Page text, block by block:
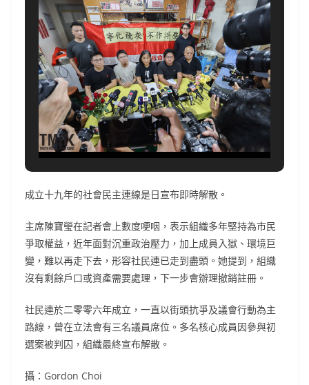
成立十九年的社會民主連線是日宣布即時解散。
主席陳寶瑩在記者會上數度哽咽，表示組織多年堅持為市民
爭取權益，近年面對沉重政治壓力，加上成員入獄、環境巨
變，難以再走下去，形容社民連已走到盡頭。她提到，組織
沒有剩餘戶口或資產需要處理，下一步會辦理撤銷註冊。
社民連於二零零六年成立，一直以街頭抗爭及議會行動為主
路線，曾在立法會有三名議員席位。多名核心成員因參與初
選案被判囚，組織最終宣布解散。
攝：Gordon Choi